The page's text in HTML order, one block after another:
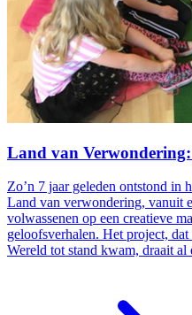
Land van
Zo’n 7 jaar geleden ontstond in
Land van verwondering, vanuit
volwassenen op een creatieve
geloofsverhalen. Het project,
Wereld tot stand kwam, draait al